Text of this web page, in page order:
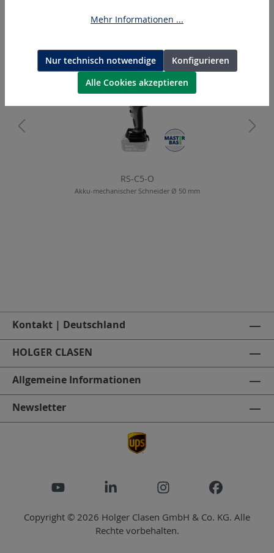
Produktgalerie überspringen
Ähnliche Artikel
RS-C5-O
Akku-mechanischer Schneider Ø 50 mm
Kontakt | Deutschland
HOLGER CLASEN
Allgemeine Informationen
Newsletter
Copyright © 2026 Holger Clasen GmbH & Co. KG. Alle
Rechte vorbehalten.
Mehr Informationen ...
Nur technisch notwendige
Konfigurieren
Alle Cookies akzeptieren